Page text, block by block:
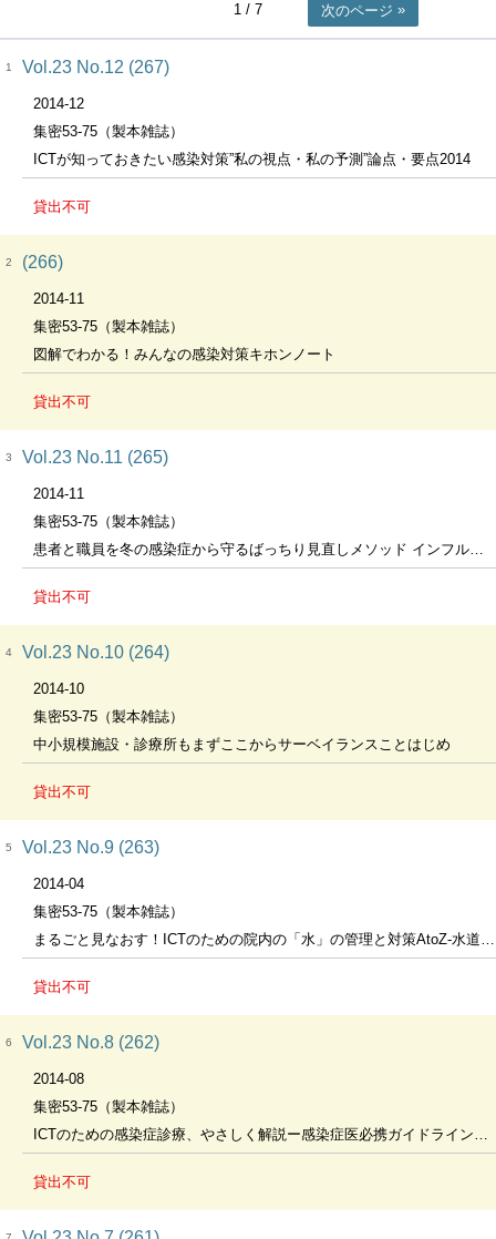
1 / 7 次のページ
1 Vol.23 No.12 (267)
2014-12
集密53-75（製本雑誌）
ICTが知っておきたい感染対策”私の視点・私の予測”論点・要点2014
貸出不可
2 (266)
2014-11
集密53-75（製本雑誌）
図解でわかる！みんなの感染対策キホンノート
貸出不可
3 Vol.23 No.11 (265)
2014-11
集密53-75（製本雑誌）
患者と職員を冬の感染症から守るばっちり見直しメソッド インフルエンザ、ノロウィルス、小児の呼吸器＆消化器感染症
貸出不可
4 Vol.23 No.10 (264)
2014-10
集密53-75（製本雑誌）
中小規模施設・診療所もまずここからサーベイランスことはじめ
貸出不可
5 Vol.23 No.9 (263)
2014-04
集密53-75（製本雑誌）
まるごと見なおす！ICTのための院内の「水」の管理と対策AtoZ-水道水、医療用水、無菌水、排水、災害対策など-
貸出不可
6 Vol.23 No.8 (262)
2014-08
集密53-75（製本雑誌）
ICTのための感染症診療、やさしく解説ー感染症医必携ガイドラインの読みドコロ＆勘ドコロ
貸出不可